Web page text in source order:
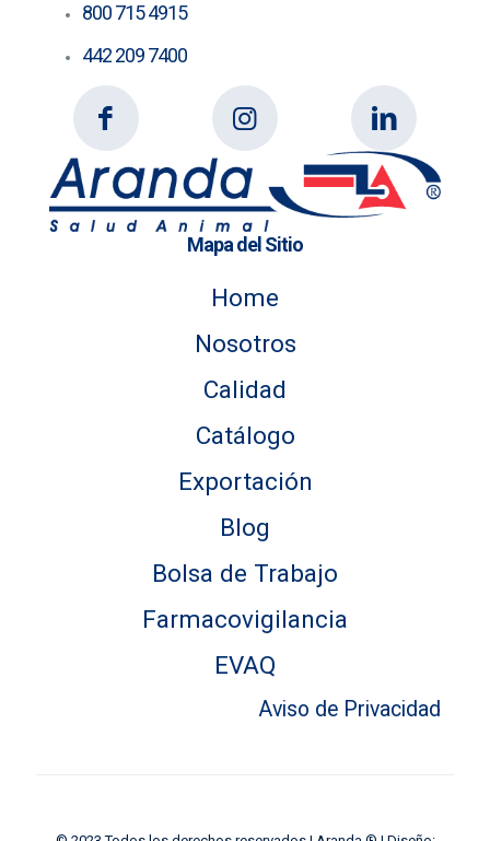
800 715 4915
442 209 7400
Mapa del Sitio
Home
Nosotros
Calidad
Catálogo
Exportación
Blog
Bolsa de Trabajo
Farmacovigilancia
EVAQ
Aviso de Privacidad